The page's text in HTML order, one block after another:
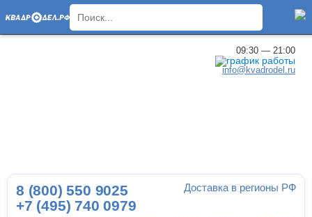
09:30 — 21:00
info@kvadrodel.ru
8 (800) 550 9025
+7 (495) 740 0979
Доставка в регионы РФ
×